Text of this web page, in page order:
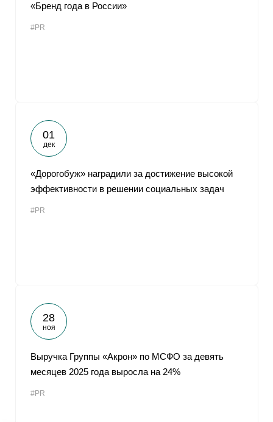
«Бренд года в России»
#PR
01
дек
«Дорогобуж» наградили за достижение высокой
эффективности в решении социальных задач
#PR
28
ноя
Выручка Группы «Акрон» по МСФО за девять
месяцев 2025 года выросла на 24%
#PR